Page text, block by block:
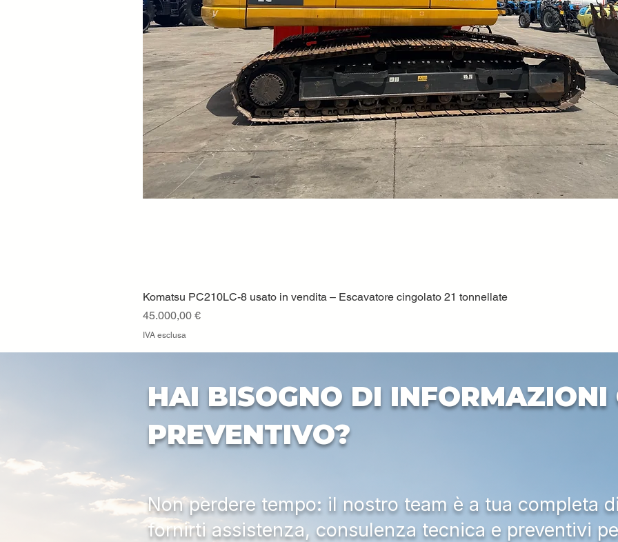
Vista rapida
Komatsu PC210LC-8 usato in vendita – Escavatore cingolato 21 tonnellate
Prezzo
45.000,00 €
IVA esclusa
HAI BISOGNO DI INFORMAZIONI
PREVENTIVO?
Non perdere tempo: il nostro team è a tua completa
fornirti assistenza, consulenza tecnica e preventivi